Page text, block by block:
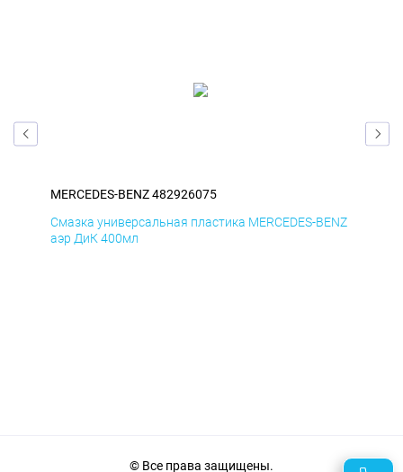
MERCEDES-BENZ 482926075
Смазка универсальная пластика MERCEDES-BENZ
аэр ДиК 400мл
© Все права защищены.